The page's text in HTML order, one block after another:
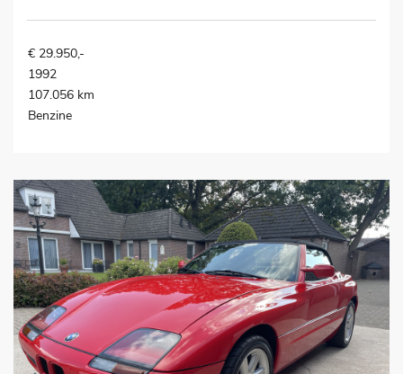
€ 29.950,-
1992
107.056 km
Benzine